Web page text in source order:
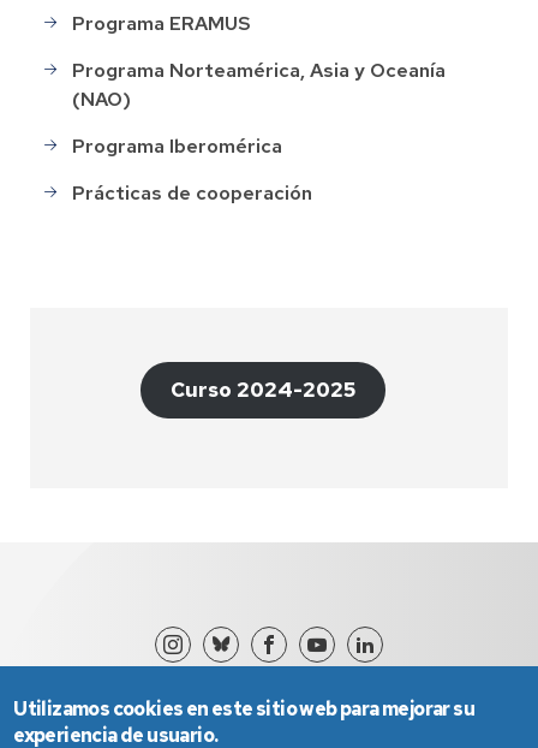
Programas
movilidad
Programa ERAMUS
Programa Norteamérica, Asia y Oceanía
(NAO)
Programa Iberomérica
Prácticas de cooperación
Curso 2024-2025
Utilizamos cookies en este sitio web para mejorar su
experiencia de usuario.